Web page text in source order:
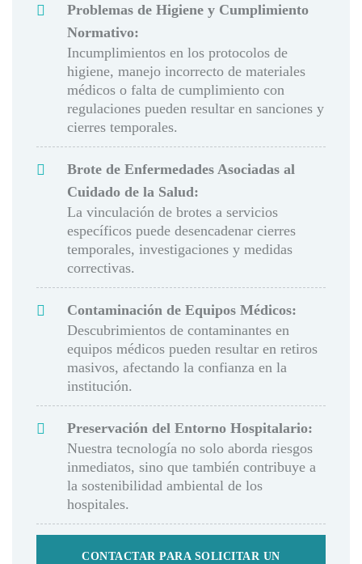
Problemas de Higiene y Cumplimiento
Normativo:
Incumplimientos en los protocolos de
higiene, manejo incorrecto de materiales
médicos o falta de cumplimiento con
regulaciones pueden resultar en sanciones y
cierres temporales.
Brote de Enfermedades Asociadas al
Cuidado de la Salud:
La vinculación de brotes a servicios
específicos puede desencadenar cierres
temporales, investigaciones y medidas
correctivas.
Contaminación de Equipos Médicos:
Descubrimientos de contaminantes en
equipos médicos pueden resultar en retiros
masivos, afectando la confianza en la
institución.
Preservación del Entorno Hospitalario:
Nuestra tecnología no solo aborda riesgos
inmediatos, sino que también contribuye a
la sostenibilidad ambiental de los
hospitales.
CONTACTAR PARA SOLICITAR UN